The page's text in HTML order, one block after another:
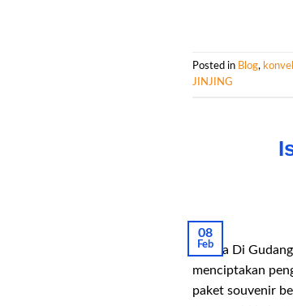
Posted in Blog,
JINJING
08
Feb
Hanya Di
menciptakan
paket souvenir